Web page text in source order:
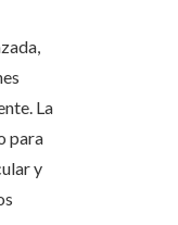
La
para
y